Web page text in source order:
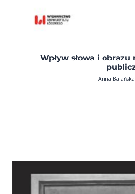
Wpływ słowa i
Anna